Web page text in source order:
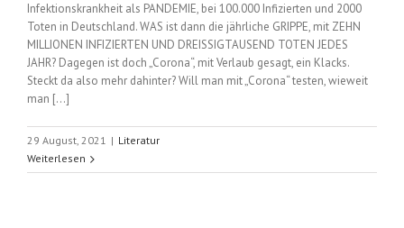
Infektionskrankheit als PANDEMIE, bei 100.000 Infizierten und 2000
Toten in Deutschland. WAS ist dann die jährliche GRIPPE, mit ZEHN
MILLIONEN INFIZIERTEN UND DREISSIGTAUSEND TOTEN JEDES
JAHR? Dagegen ist doch „Corona“, mit Verlaub gesagt, ein Klacks.
Steckt da also mehr dahinter? Will man mit „Corona“ testen, wieweit
man [...]
29 August, 2021 | Literatur
Weiterlesen